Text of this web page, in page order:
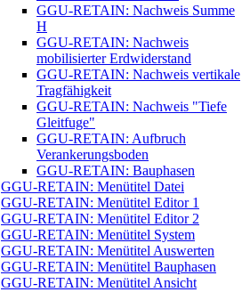
GGU-RETAIN: Nachweis Summe
H
GGU-RETAIN: Nachweis
mobilisierter Erdwiderstand
GGU-RETAIN: Nachweis vertikale
Tragfähigkeit
GGU-RETAIN: Nachweis "Tiefe
Gleitfuge"
GGU-RETAIN: Aufbruch
Verankerungsboden
GGU-RETAIN: Bauphasen
GGU-RETAIN: Menütitel Datei
GGU-RETAIN: Menütitel Editor 1
GGU-RETAIN: Menütitel Editor 2
GGU-RETAIN: Menütitel System
GGU-RETAIN: Menütitel Auswerten
GGU-RETAIN: Menütitel Bauphasen
GGU-RETAIN: Menütitel Ansicht